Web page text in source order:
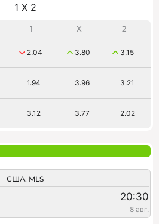
1 X 2
1 X 2
2.04 3.80 3.15
1.94 3.96 3.21
3.12 3.77 2.02
США. MLS
20:30
8 авг.